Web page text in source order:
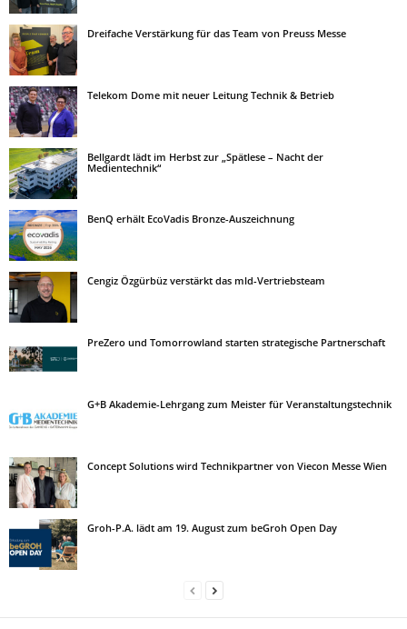
Dreifache Verstärkung für das Team von Preuss Messe
Telekom Dome mit neuer Leitung Technik & Betrieb
Bellgardt lädt im Herbst zur „Spätlese – Nacht der
Medientechnik“
BenQ erhält EcoVadis Bronze-Auszeichnung
Cengiz Özgürbüz verstärkt das mld-Vertriebsteam
PreZero und Tomorrowland starten strategische Partnerschaft
G+B Akademie-Lehrgang zum Meister für Veranstaltungstechnik
Concept Solutions wird Technikpartner von Viecon Messe Wien
Groh-P.A. lädt am 19. August zum beGroh Open Day